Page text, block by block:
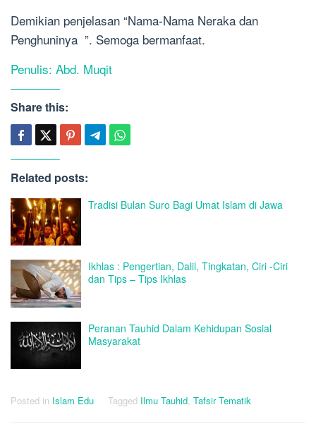
Demikian penjelasan “Nama-Nama Neraka dan
Penghuninya ”. Semoga bermanfaat.
Penulis: Abd. Muqit
Share this:
Related posts:
Tradisi Bulan Suro Bagi Umat Islam di Jawa
Ikhlas : Pengertian, Dalil, Tingkatan, Ciri -Ciri
dan Tips – Tips Ikhlas
Peranan Tauhid Dalam Kehidupan Sosial
Masyarakat
Posted in Islam Edu Tagged Ilmu Tauhid, Tafsir Tematik